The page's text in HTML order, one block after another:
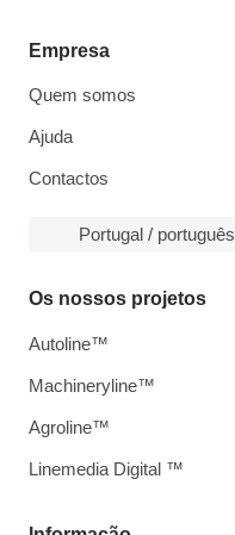
Empresa
Quem somos
Ajuda
Contactos
Portugal / português
Os nossos projetos
Autoline™
Machineryline™
Agroline™
Linemedia Digital ™